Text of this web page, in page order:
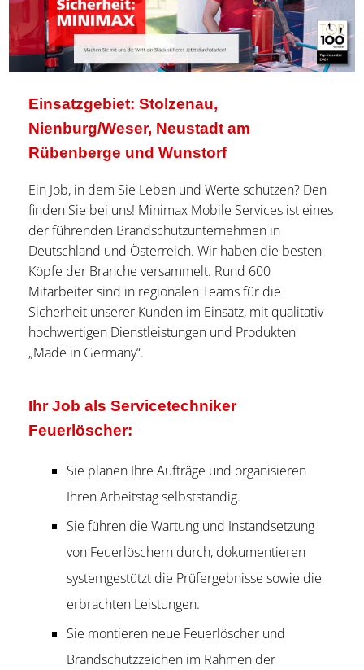
Einsatzgebiet: Stolzenau,
Nienburg/Weser, Neustadt am
Rübenberge und Wunstorf
Ein Job, in dem Sie Leben und Werte schützen? Den
finden Sie bei uns! Minimax Mobile Services ist eines
der führenden Brandschutzunternehmen in
Deutschland und Österreich. Wir haben die besten
Köpfe der Branche versammelt. Rund 600
Mitarbeiter sind in regionalen Teams für die
Sicherheit unserer Kunden im Einsatz, mit qualitativ
hochwertigen Dienstleistungen und Produkten
„Made in Germany“.
Ihr Job als Servicetechniker
Feuerlöscher:
Sie planen Ihre Aufträge und organisieren
Ihren Arbeitstag selbstständig.
Sie führen die Wartung und Instandsetzung
von Feuerlöschern durch, dokumentieren
systemgestützt die Prüfergebnisse sowie die
erbrachten Leistungen.
Sie montieren neue Feuerlöscher und
Brandschutzzeichen im Rahmen der